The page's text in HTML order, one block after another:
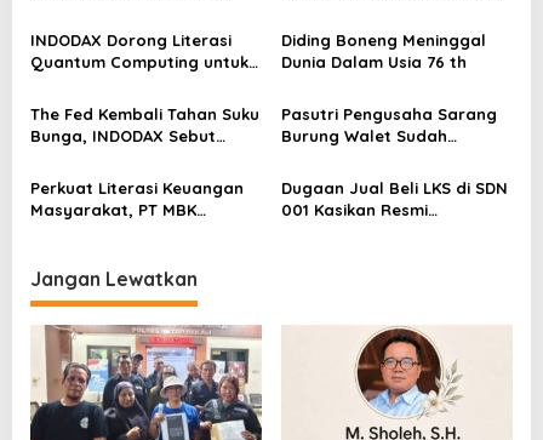
o
s
INDODAX Dorong Literasi
Quantum Computing untuk
Blockchain
Diding Boneng Meninggal
Dunia Dalam Usia 76 th
The Fed Kembali Tahan Suku
Bunga, INDODAX Sebut
Sentimen Pasar
Pasutri Pengusaha Sarang
Burung Walet Sudah
Pelapor Desak Polda Jambi
Segera Lakukan Penahanan
Perkuat Literasi Keuangan
Masyarakat, PT MBK
Dugaan Jual Beli LKS di SDN
001 Kasikan Resmi
Jangan Lewatkan